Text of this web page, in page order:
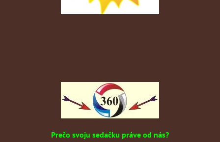
Prečo svoju sedačku práve od nás?